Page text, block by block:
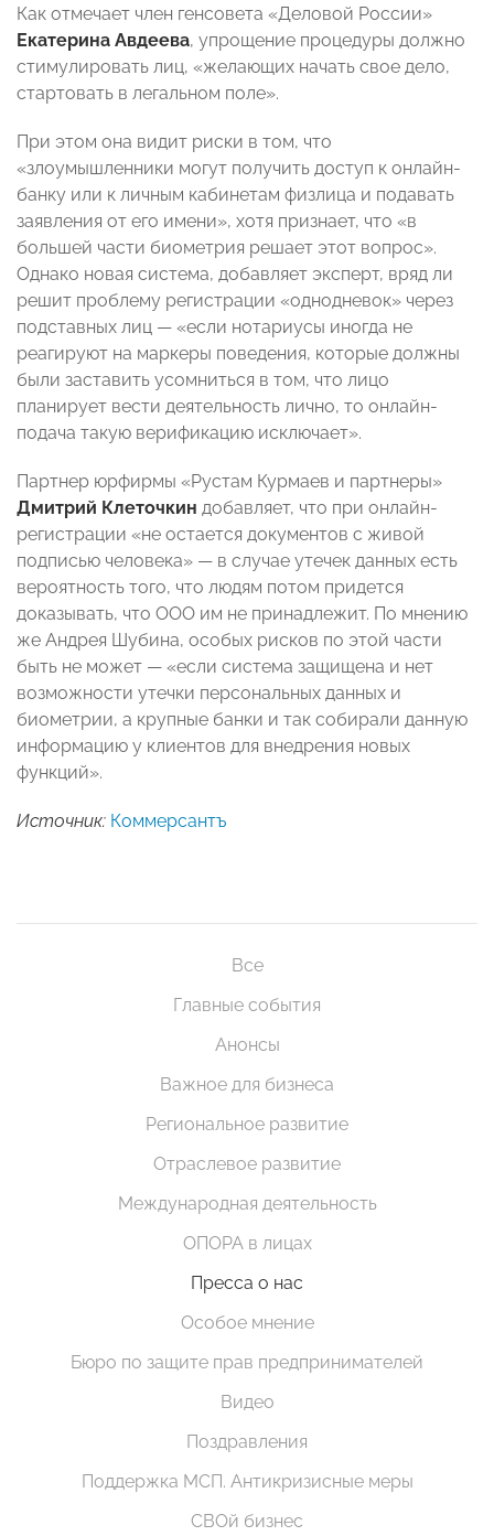
Как отмечает член генсовета «Деловой России»
Екатерина Авдеева, упрощение процедуры должно
стимулировать лиц, «желающих начать свое дело,
стартовать в легальном поле».
При этом она видит риски в том, что
«злоумышленники могут получить доступ к онлайн-
банку или к личным кабинетам физлица и подавать
заявления от его имени», хотя признает, что «в
большей части биометрия решает этот вопрос».
Однако новая система, добавляет эксперт, вряд ли
решит проблему регистрации «однодневок» через
подставных лиц — «если нотариусы иногда не
реагируют на маркеры поведения, которые должны
были заставить усомниться в том, что лицо
планирует вести деятельность лично, то онлайн-
подача такую верификацию исключает».
Партнер юрфирмы «Рустам Курмаев и партнеры»
Дмитрий Клеточкин добавляет, что при онлайн-
регистрации «не остается документов с живой
подписью человека» — в случае утечек данных есть
вероятность того, что людям потом придется
доказывать, что ООО им не принадлежит. По мнению
же Андрея Шубина, особых рисков по этой части
быть не может — «если система защищена и нет
возможности утечки персональных данных и
биометрии, а крупные банки и так собирали данную
информацию у клиентов для внедрения новых
функций».
Источник: Коммерсантъ
Все
Главные события
Анонсы
Важное для бизнеса
Региональное развитие
Отраслевое развитие
Международная деятельность
ОПОРА в лицах
Пресса о нас
Особое мнение
Бюро по защите прав предпринимателей
Видео
Поздравления
Поддержка МСП. Антикризисные меры
СВОй бизнес